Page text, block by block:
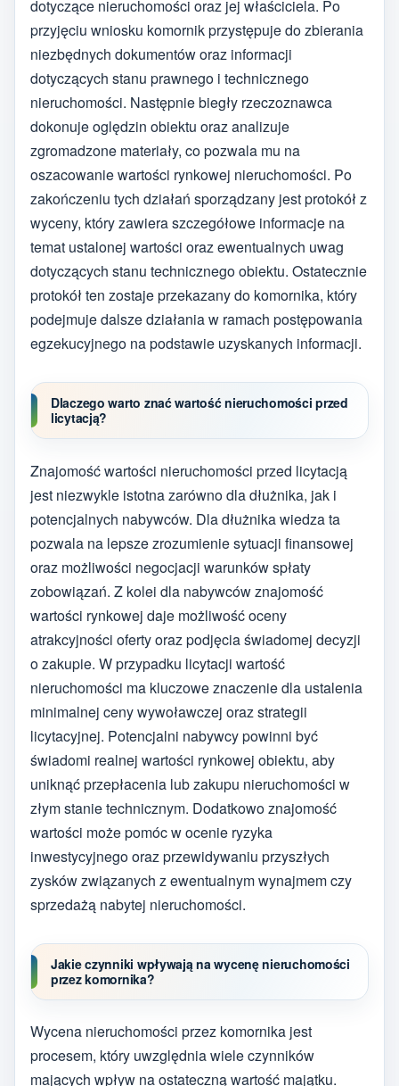
dotyczące nieruchomości oraz jej właściciela. Po
przyjęciu wniosku komornik przystępuje do zbierania
niezbędnych dokumentów oraz informacji
dotyczących stanu prawnego i technicznego
nieruchomości. Następnie biegły rzeczoznawca
dokonuje oględzin obiektu oraz analizuje
zgromadzone materiały, co pozwala mu na
oszacowanie wartości rynkowej nieruchomości. Po
zakończeniu tych działań sporządzany jest protokół z
wyceny, który zawiera szczegółowe informacje na
temat ustalonej wartości oraz ewentualnych uwag
dotyczących stanu technicznego obiektu. Ostatecznie
protokół ten zostaje przekazany do komornika, który
podejmuje dalsze działania w ramach postępowania
egzekucyjnego na podstawie uzyskanych informacji.
Dlaczego warto znać wartość nieruchomości przed
licytacją?
Znajomość wartości nieruchomości przed licytacją
jest niezwykle istotna zarówno dla dłużnika, jak i
potencjalnych nabywców. Dla dłużnika wiedza ta
pozwala na lepsze zrozumienie sytuacji finansowej
oraz możliwości negocjacji warunków spłaty
zobowiązań. Z kolei dla nabywców znajomość
wartości rynkowej daje możliwość oceny
atrakcyjności oferty oraz podjęcia świadomej decyzji
o zakupie. W przypadku licytacji wartość
nieruchomości ma kluczowe znaczenie dla ustalenia
minimalnej ceny wywoławczej oraz strategii
licytacyjnej. Potencjalni nabywcy powinni być
świadomi realnej wartości rynkowej obiektu, aby
uniknąć przepłacenia lub zakupu nieruchomości w
złym stanie technicznym. Dodatkowo znajomość
wartości może pomóc w ocenie ryzyka
inwestycyjnego oraz przewidywaniu przyszłych
zysków związanych z ewentualnym wynajmem czy
sprzedażą nabytej nieruchomości.
Jakie czynniki wpływają na wycenę nieruchomości
przez komornika?
Wycena nieruchomości przez komornika jest
procesem, który uwzględnia wiele czynników
mających wpływ na ostateczną wartość majątku.